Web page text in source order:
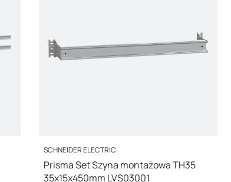
PRODUCENT
SCHNEIDER ELECTRIC
Prisma Set Szyna montażowa TH35
35x15x450mm LVS03001